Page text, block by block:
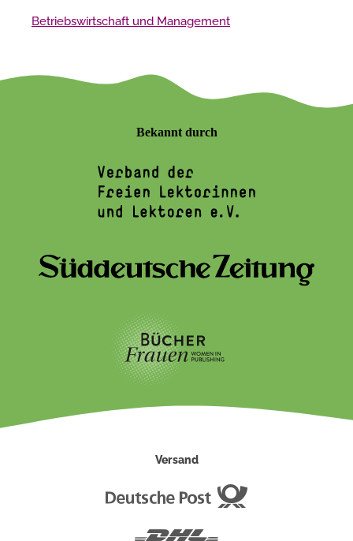
Betriebswirtschaft und Management
Bekannt durch
Versand